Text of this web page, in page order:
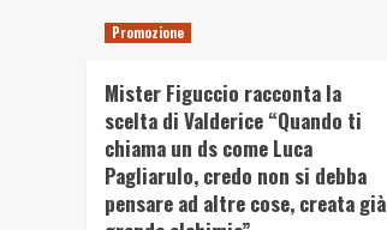
tecnico
Promozione
Mister Figuccio racconta la
scelta di Valderice “Quando ti
chiama un ds come Luca
Pagliarulo, credo non si debba
pensare ad altre cose, creata già